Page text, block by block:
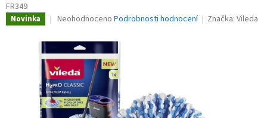
FR349
Novinka
Průměrné
produktu
je
0,0
z
5
hvězdiček.
Neohodnoceno Podrobnosti hodnocení Značka:Vileda